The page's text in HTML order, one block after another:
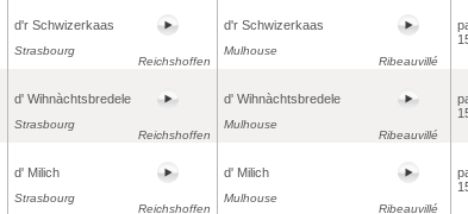
d'r Schwizerkaas
Strasbourg
Reichshoffen
d'r Schwizerkaas
Mulhouse
Ribeauvillé
d' Wihnàchtsbredele
Strasbourg
Reichshoffen
d' Wihnàchtsbredele
Mulhouse
Ribeauvillé
d' Milich
Strasbourg
Reichshoffen
d' Milich
Mulhouse
Ribeauvillé